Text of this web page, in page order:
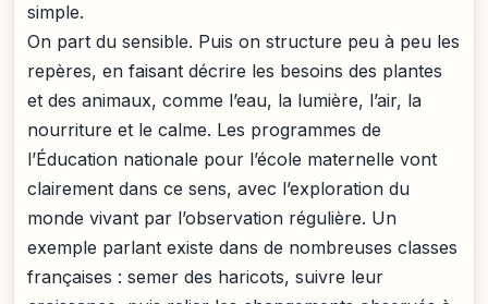
simple.
On part du sensible. Puis on structure peu à peu les
repères, en faisant décrire les besoins des plantes
et des animaux, comme l’eau, la lumière, l’air, la
nourriture et le calme. Les programmes de
l’Éducation nationale pour l’école maternelle vont
clairement dans ce sens, avec l’exploration du
monde vivant par l’observation régulière. Un
exemple parlant existe dans de nombreuses classes
françaises : semer des haricots, suivre leur